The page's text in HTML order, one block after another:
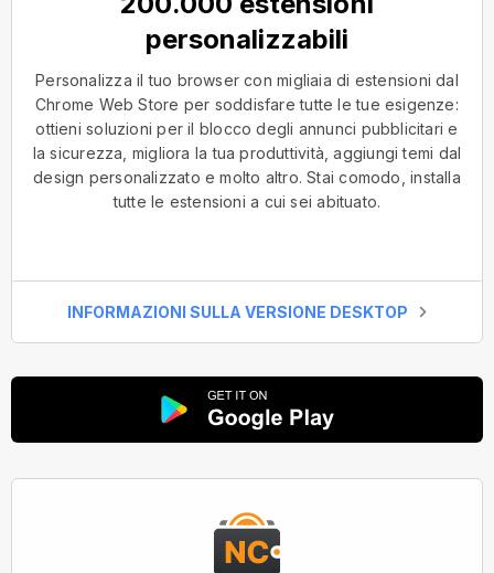
personalizzabili
Personalizza il tuo browser con migliaia di estensioni dal
Chrome Web Store per soddisfare tutte le tue esigenze:
ottieni soluzioni per il blocco degli annunci pubblicitari e
la sicurezza, migliora la tua produttività, aggiungi temi dal
design personalizzato e molto altro. Stai comodo, installa
tutte le estensioni a cui sei abituato.
INFORMAZIONI SULLA VERSIONE DESKTOP